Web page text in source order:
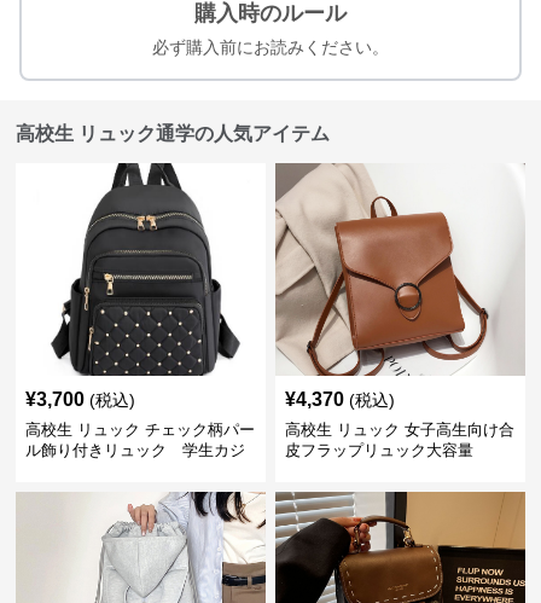
購入時のルール
必ず購入前にお読みください。
高校生 リュック通学の人気アイテム
¥3,700 (税込)
高校生 リュック チェック柄パー
ル飾り付きリュック 学生カジ
¥4,370 (税込)
高校生 リュック 女子高生向け合
皮フラップリュック大容量